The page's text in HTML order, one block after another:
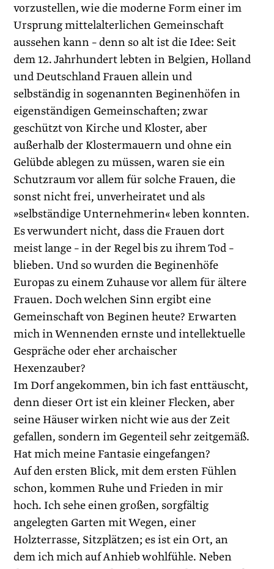
vorzustellen, wie die moderne Form einer im
Ursprung mittelalterlichen Gemeinschaft
aussehen kann – denn so alt ist die Idee: Seit
dem 12. Jahrhundert lebten in Belgien, Holland
und Deutschland Frauen allein und
selbständig in sogenannten Beginenhöfen in
eigenständigen Gemeinschaften; zwar
geschützt von Kirche und Kloster, aber
außerhalb der Klostermauern und ohne ein
Gelübde ablegen zu müssen, waren sie ein
Schutzraum vor allem für solche Frauen, die
sonst nicht frei, unverheiratet und als
»selbständige Unternehmerin« leben konnten.
Es verwundert nicht, dass die Frauen dort
meist lange – in der Regel bis zu ihrem Tod –
blieben. Und so wurden die Beginenhöfe
Europas zu einem Zuhause vor allem für ältere
Frauen. Doch welchen Sinn ergibt eine
Gemeinschaft von Beginen heute? Erwarten
mich in Wennenden ernste und intellektuelle
Gespräche oder eher archaischer
Hexenzauber?
Im Dorf angekommen, bin ich fast enttäuscht,
denn dieser Ort ist ein kleiner Flecken, aber
seine Häuser wirken nicht wie aus der Zeit
gefallen, sondern im Gegenteil sehr zeitgemäß.
Hat mich meine Fantasie eingefangen?
Auf den ersten Blick, mit dem ersten Fühlen
schon, kommen Ruhe und Frieden in mir
hoch. Ich sehe einen großen, sorgfältig
angelegten Garten mit Wegen, einer
Holzterrasse, Sitzplätzen; es ist ein Ort, an
dem ich mich auf Anhieb wohlfühle. Neben